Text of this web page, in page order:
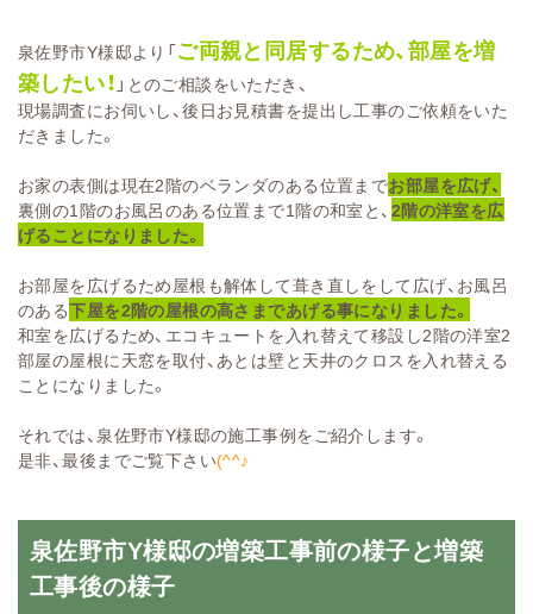
泉佐野市Y様邸より「ご両親と同居するため、部屋を増
築したい！ 」とのご相談をいただき、
現場調査にお伺いし、後日お見積書を提出し工事のご依頼をいた
だきました。
お家の表側は現在2階のベランダのある位置までお部屋を広げ、
裏側の1階のお風呂のある位置まで1階の和室と、 2階の洋室を広
げることになりました。
お部屋を広げるため屋根も解体して葺き直しをして広げ、お風呂
のある下屋を2階の屋根の高さまであげる事になりました。
和室を広げるため、エコキュートを入れ替えて移設し2階の洋室2
部屋の屋根に天窓を取付、あとは壁と天井のクロスを入れ替える
ことになりました。
それでは、泉佐野市Y様邸の施工事例をご紹介します。
是非、最後までご覧下さい(^^♪
泉佐野市Y様邸の増築工事前の様子と増築
工事後の様子